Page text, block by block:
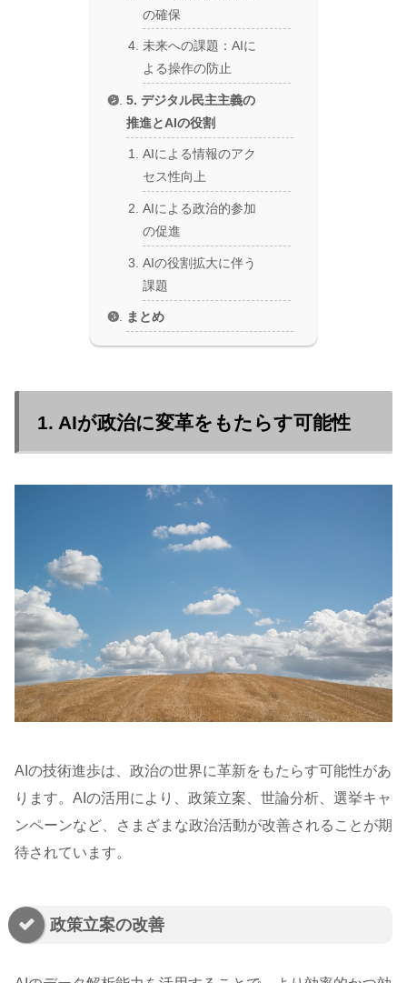
の確保
未来への課題：AIに
よる操作の防止
5. デジタル民主主義の
推進とAIの役割
AIによる情報のアク
セス性向上
AIによる政治的参加
の促進
AIの役割拡大に伴う
課題
まとめ
1. AIが政治に変革をもたらす可能性
AIの技術進歩は、政治の世界に革新をもたらす可能性があ
ります。AIの活用により、政策立案、世論分析、選挙キャ
ンペーンなど、さまざまな政治活動が改善されることが期
待されています。
政策立案の改善